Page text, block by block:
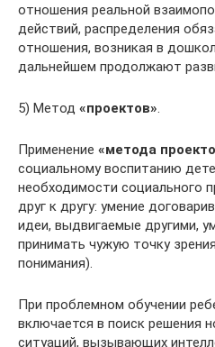
отношения реальной
действий, распределения
отношения, возникая в
дальнейшем продолжают
5) Метод «проектов»
Применение «метода
социальному воспитанию
необходимости социального
друг к другу: умение
идеи, выдвигаемые другими,
принимать чужую точку
понимания).
При проблемном обучении
включается в поиск решения
ситуаций, вызывающих